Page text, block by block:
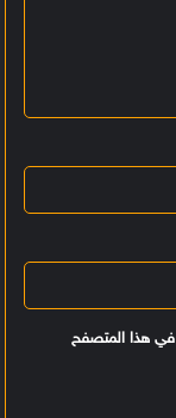
في هذا المتصفح